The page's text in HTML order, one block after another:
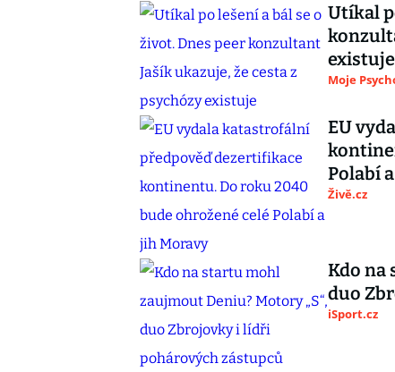
Utíkal
existuje
Moje
EU
Polabí
Živě.cz
Kdo na
duo
iSport.cz